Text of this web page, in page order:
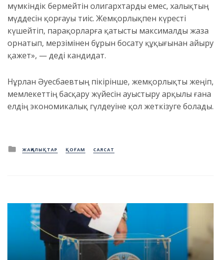
мүмкіндік бермейтін олигархтарды емес, халықтың
мүддесін қорғауы тиіс. Жемқорлықпен күресті
күшейтіп, парақорларға қатысты максималды жаза
орнатып, мерзімінен бұрын босату құқығынан айыру
қажет», — деді кандидат.
Нұрлан Әуесбаевтың пікірінше, жемқорлықты жеңіп,
мемлекеттің басқару жүйесін ауыстыру арқылы ғана
елдің экономикалық гүлдеуіне қол жеткізуге болады.
Posted
in
ЖАҢАЛЫҚТАР ҚОҒАМ САЯСАТ